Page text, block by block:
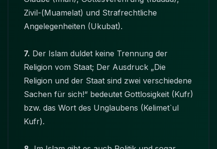
Zivil-(Muamelat) und Strafrechtliche
Angelegenheiten (Ukubat).
7. Der Islam duldet keine Trennung der
Religion vom Staat; Der Ausdruck „Die
Religion und der Staat sind zwei verschiedene
Sachen für sich!“ bedeutet Gottlosigkeit (Kufr)
bzw. das Wort des Unglaubens (Kelimet`ul
Kufr).